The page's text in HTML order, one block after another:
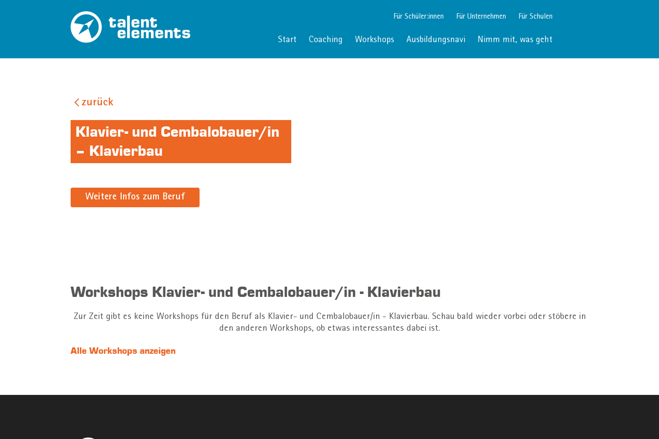
Für Schüler:innen Für Unternehmen Für Schulen
Start Coaching Workshops Ausbildungsnavi Nimm mit, was geht
zurück
Klavier- und Cembalobauer/in
– Klavierbau
Weitere Infos zum Beruf
Workshops Klavier- und Cembalobauer/in - Klavierbau
Zur Zeit gibt es keine Workshops für den Beruf als Klavier- und Cembalobauer/in - Klavierbau. Schau bald wieder vorbei oder stöbere in
den anderen Workshops, ob etwas interessantes dabei ist.
Alle Workshops anzeigen